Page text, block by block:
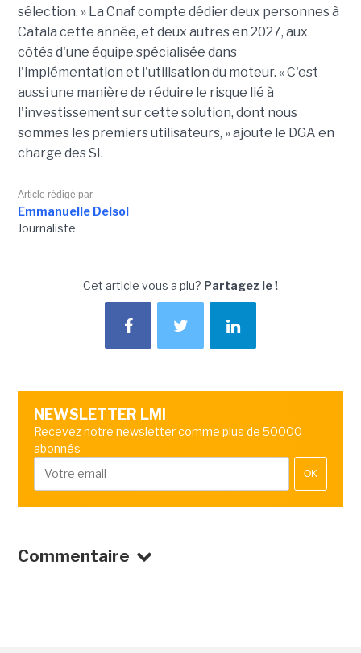
sélection. » La Cnaf compte dédier deux personnes à
Catala cette année, et deux autres en 2027, aux
côtés d'une équipe spécialisée dans
l'implémentation et l'utilisation du moteur. « C'est
aussi une manière de réduire le risque lié à
l'investissement sur cette solution, dont nous
sommes les premiers utilisateurs, » ajoute le DGA en
charge des SI.
Article rédigé par
Emmanuelle Delsol
Journaliste
Cet article vous a plu? Partagez le !
NEWSLETTER LMI
Recevez notre newsletter comme plus de 50000
abonnés
OK
Commentaire